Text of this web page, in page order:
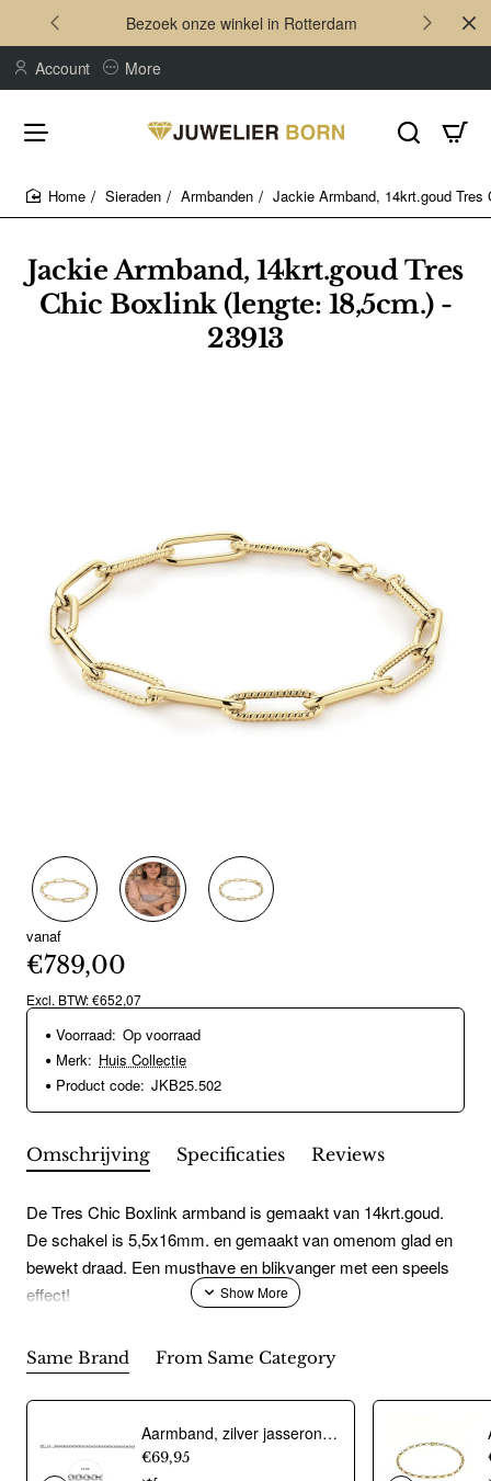
Bezoek onze winkel in Rotterdam
Account More
Jackie Armband, 14krt.goud Tres
Chic Boxlink (lengte: 18,5cm.) -
23913
Sieraden Armbanden Jackie Armband, 14krt.goud
vanaf
€789,00
Excl. BTW: €652,07
Voorraad: Op voorraad
Merk: Huis Collectie
Product code: JKB25.502
Omschrijving Specificaties Reviews
De Tres Chic Boxlink armband is gemaakt van 14krt.goud.
De schakel is 5,5x16mm. en gemaakt van omenom glad en
bewekt draad. Een musthave en blikvanger met een speels
effect!
Same Brand From Same Category
Aarmband, zilver jasseron 4,5mm. (lengte 18cm.) - 10274
€69,95